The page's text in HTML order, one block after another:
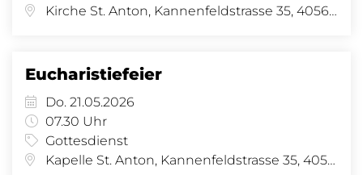
Kirche St. Anton, Kannenfeldstrasse 35, 4056 Basel
Eucharistiefeier
Do. 21.05.2026
07.30 Uhr
Gottesdienst
Kapelle St. Anton, Kannenfeldstrasse 35, 4056 Basel